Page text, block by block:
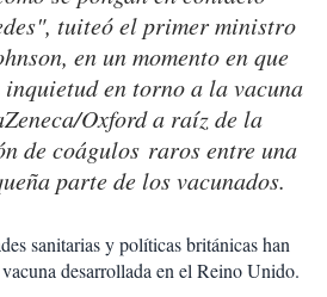
tuiteó el primer ministro
en un momento en que
inquietud en torno a la vacuna
Oxford a raíz de la
de coágulos raros entre una
parte de los vacunados.
sanitarias y políticas británicas han
desarrollada en el Reino Unido.